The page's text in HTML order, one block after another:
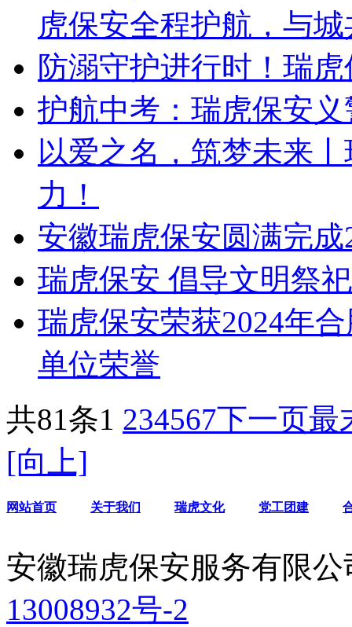
虎保安全程护航，与
防溺守护进行时！瑞
护航中考：瑞虎保安
以爱之名，筑梦未来
力！
安徽瑞虎保安圆满完
瑞虎保安 倡导文明祭
瑞虎保安荣获2024年
单位荣誉
共81条1 234567下一页最
[向上]
网站首页 关于我们 瑞虎文化 党工团建
安徽瑞虎保安服务有限
13008932号-2